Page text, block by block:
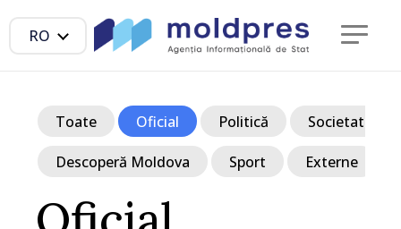
RO
Toate Oficial Politică Societate
Descoperă Moldova Sport Externe